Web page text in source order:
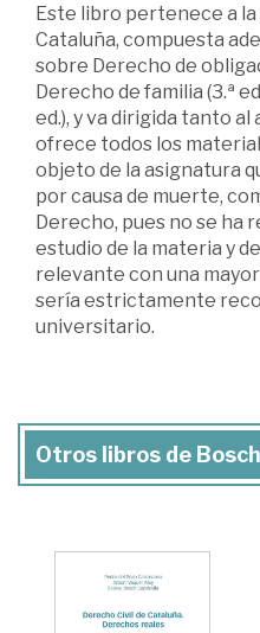
Este libro pertenece a
Cataluña, compuesta
sobre Derecho de
Derecho de familia (3.ª
ed.), y va dirigida tanto al
ofrece todos los
objeto de la asignatura
por causa de muerte,
Derecho, pues no se ha
estudio de la materia y
relevante con una
sería estrictamente
universitario.
Otros libros de